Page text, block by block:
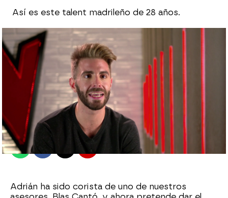
Así es este talent madrileño de 28 años.
Jennifer Álvarez
Madrid
Publicado:28 de octubre de 2022, 22:57
WhatsappFacebook
X Flipboard
Adrián ha sido corista de uno de nuestros